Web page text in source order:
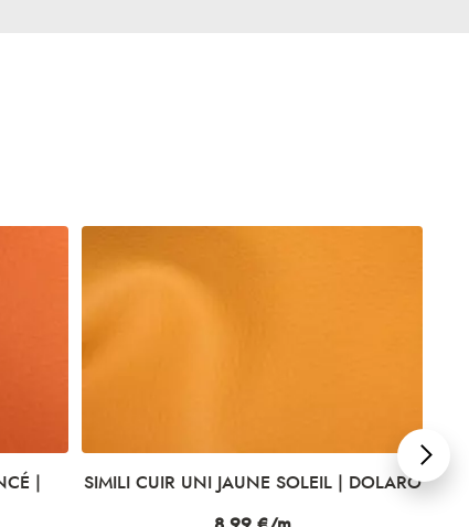
|
SIMILI CUIR UNI JAUNE SOLEIL | DOLARO
Prix